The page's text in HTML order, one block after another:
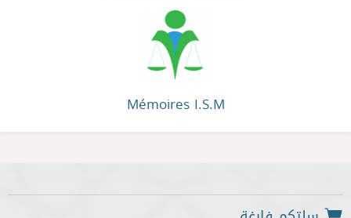
Mémoires I.S.M